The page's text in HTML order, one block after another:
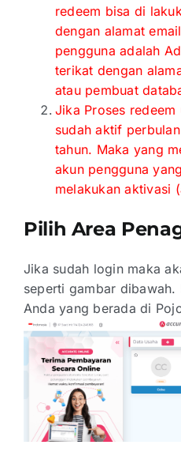
redeem bisa di
dengan alamat
pengguna adalah
terikat dengan
atau pembuat
Jika Proses
sudah aktif
tahun. Maka yang
akun pengguna
melakukan aktivasi
Pilih Area
Jika sudah login maka
seperti gambar
Anda yang berada di